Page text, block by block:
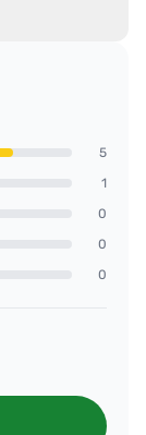
5
1
0
0
0